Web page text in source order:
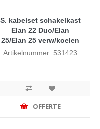
S. kabelset schakelkast
Elan 22 Duo/Elan
25/Elan 25 verw/koelen
Artikelnummer: 531423
OFFERTE